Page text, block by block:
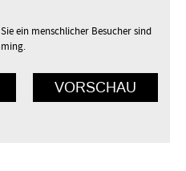
ein menschlicher Besucher sind